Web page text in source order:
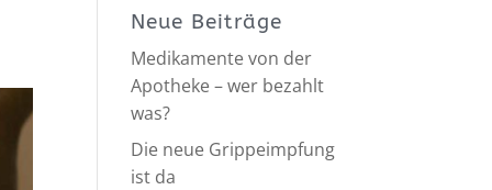
Neue Beiträge
Medikamente von der
Apotheke – wer bezahlt
was?
Die neue Grippeimpfung
ist da